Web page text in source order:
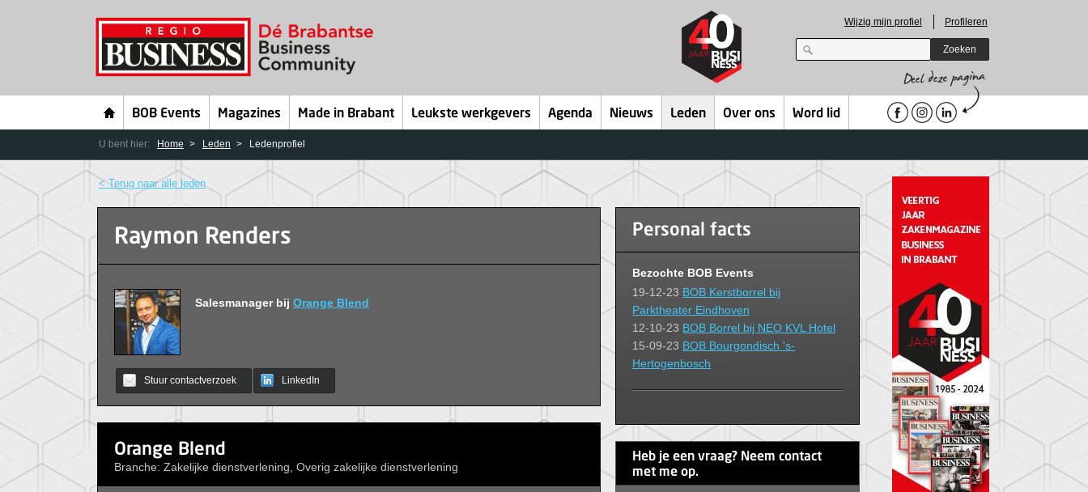
Wijzig mijn profiel Profileren
Zoeken
BOB Events Magazines Made in Brabant Leukste werkgevers Agenda Nieuws Leden Over ons Word lid
U bent hier: Home Leden Ledenprofiel
< Terug naar alle leden
Raymon Renders
Salesmanager bij Orange Blend
Stuur contactverzoek LinkedIn
Orange Blend
Branche: Zakelijke dienstverlening, Overig zakelijke dienstverlening
Personal facts
Bezochte BOB Events
19-12-23 BOB Kerstborrel bij
Parktheater Eindhoven
12-10-23 BOB Borrel bij NEO KVL Hotel
15-09-23 BOB Bourgondisch 's-
Hertogenbosch
Heb je een vraag? Neem contact
met me op.